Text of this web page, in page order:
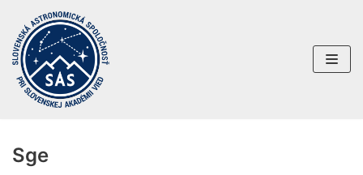
Preskočiť
na
obsah
Sge